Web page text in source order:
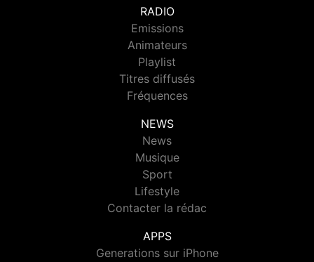
RADIO
Emissions
Animateurs
Playlist
Titres diffusés
Fréquences
NEWS
News
Musique
Sport
Lifestyle
Contacter la rédac
APPS
Generations sur iPhone